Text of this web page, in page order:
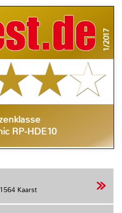
1/2017
RP-HDE10
Kaarst